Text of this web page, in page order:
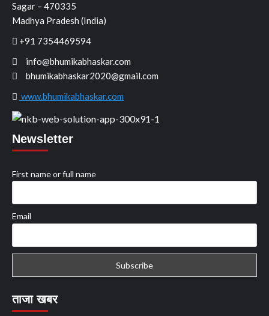
Sagar – 470335
Madhya Pradesh (India)
+91 7354469594
info@bhumikabhaskar.com
bhumikabhaskar2020@gmail.com
www.bhumikabhaskar.com
Newsletter
First name or full name
Email
ताजा खबर